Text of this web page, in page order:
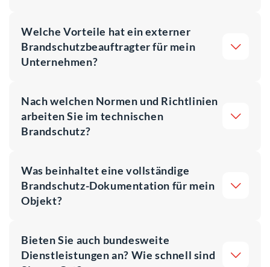
Welche Vorteile hat ein externer
Brandschutzbeauftragter für mein
Unternehmen?
Nach welchen Normen und Richtlinien
arbeiten Sie im technischen
Brandschutz?
Was beinhaltet eine vollständige
Brandschutz-Dokumentation für mein
Objekt?
Bieten Sie auch bundesweite
Dienstleistungen an? Wie schnell sind